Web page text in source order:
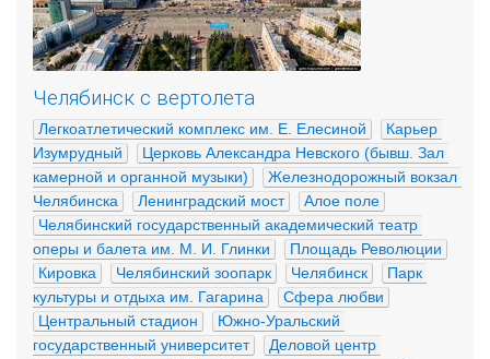
Челябинск с вертолета
Легкоатлетический комплекс им. Е. Елесиной
Карьер
Изумрудный
Церковь Александра Невского (бывш. Зал
камерной и органной музыки)
Железнодорожный вокзал
Челябинска
Ленинградский мост
Алое поле
Челябинский государственный академический театр
оперы и балета им. М. И. Глинки
Площадь Революции
Кировка
Челябинский зоопарк Челябинск
Парк
культуры и отдыха им. Гагарина
Сфера любви
Центральный стадион
Южно-Уральский
государственный университет
Деловой центр